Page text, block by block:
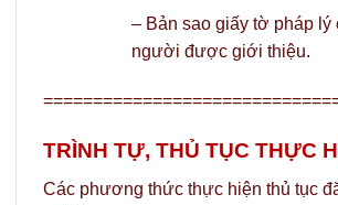
– Bản sao giấy tờ pháp lý
người được giới thiệu.
TRÌNH TỰ, THỦ TỤC THỰC
Các phương thức thực hiện thủ tục